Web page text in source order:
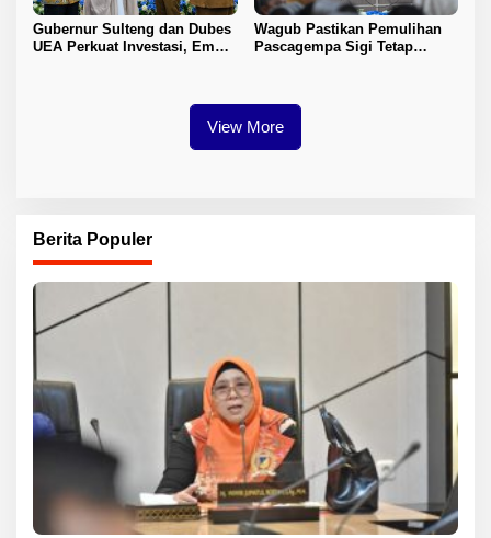
Gubernur Sulteng dan Dubes
UEA Perkuat Investasi, Empat
Wagub Pastikan Pemulihan
Pascagempa Sigi Tetap
View More
Berita Populer